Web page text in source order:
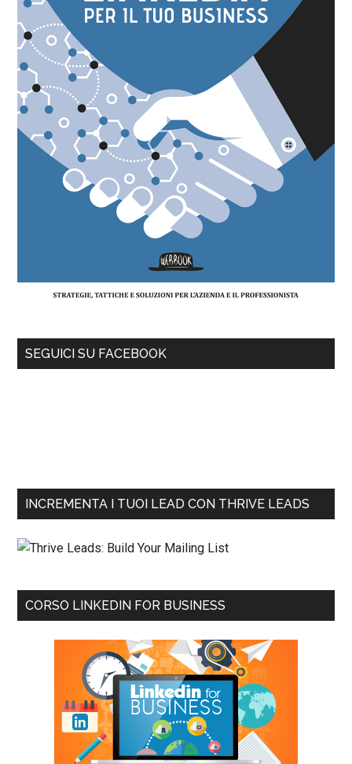
SEGUICI SU FACEBOOK
INCREMENTA I TUOI LEAD CON THRIVE LEADS
CORSO LINKEDIN FOR BUSINESS